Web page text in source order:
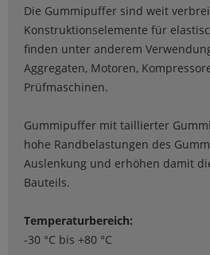
Die Gummipuffer sind weit
Konstruktionselemente für
finden unter anderem
Aggregaten, Motoren,
Prüfmaschinen.
Gummipuffer mit taillierter
hohe Randbelastungen des
Auslenkung und erhöhen damit
Bauteils.
Temperaturbereich:
-30 °C bis +80 °C